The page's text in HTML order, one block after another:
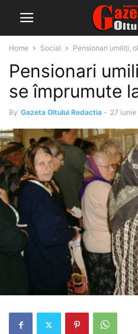
Home Social Pensionari umiliți,
Pensionari
se împrumute
By Gazeta Oltului Redactia - 27